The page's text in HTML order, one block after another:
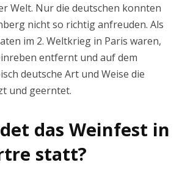
Welt. Nur die deutschen konnten
nicht so richtig anfreuden. Als
im 2. Weltkrieg in Paris waren,
entfernt und auf dem
deutsche Art und Weise die
und geerntet.
das Weinfest in
statt?